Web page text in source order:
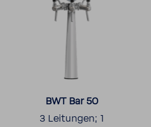
BWT Bar 50
3 Leitungen; 1